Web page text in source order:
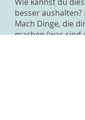
besser aushalten?
Mach Dinge, die
machen (was sind